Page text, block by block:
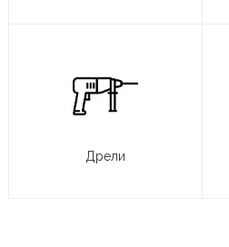
Дрели